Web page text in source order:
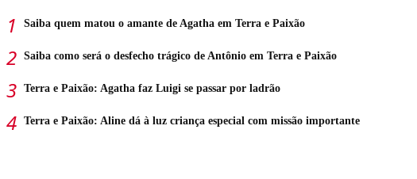
Saiba quem matou o amante de Agatha em Terra e Paixão
Saiba como será o desfecho trágico de Antônio em Terra e Paixão
Terra e Paixão: Agatha faz Luigi se passar por ladrão
Terra e Paixão: Aline dá à luz criança especial com missão importante